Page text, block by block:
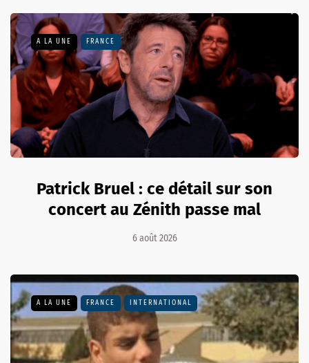
A LA UNE FRANCE
Patrick Bruel : ce détail sur son
concert au Zénith passe mal
6 août 2026
A LA UNE FRANCE INTERNATIONAL